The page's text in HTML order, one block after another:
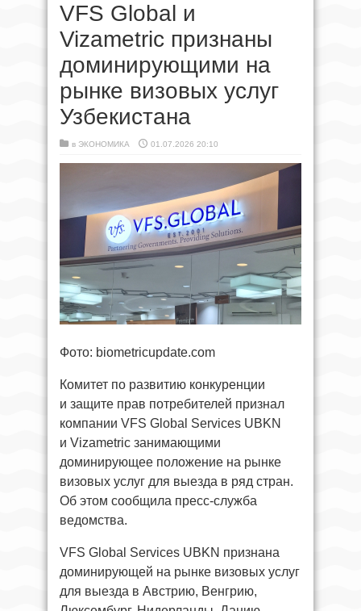
VFS Global и
Vizametric признаны
доминирующими на
рынке визовых услуг
Узбекистана
в ЭКОНОМИКА 01.07.2026 20:10
Фото: biometricupdate.com
Комитет по развитию конкуренции
и защите прав потребителей признал
компании VFS Global Services UBKN
и Vizametric занимающими
доминирующее положение на рынке
визовых услуг для выезда в ряд стран.
Об этом сообщила пресс-служба
ведомства.
VFS Global Services UBKN признана
доминирующей на рынке визовых услуг
для выезда в Австрию, Венгрию,